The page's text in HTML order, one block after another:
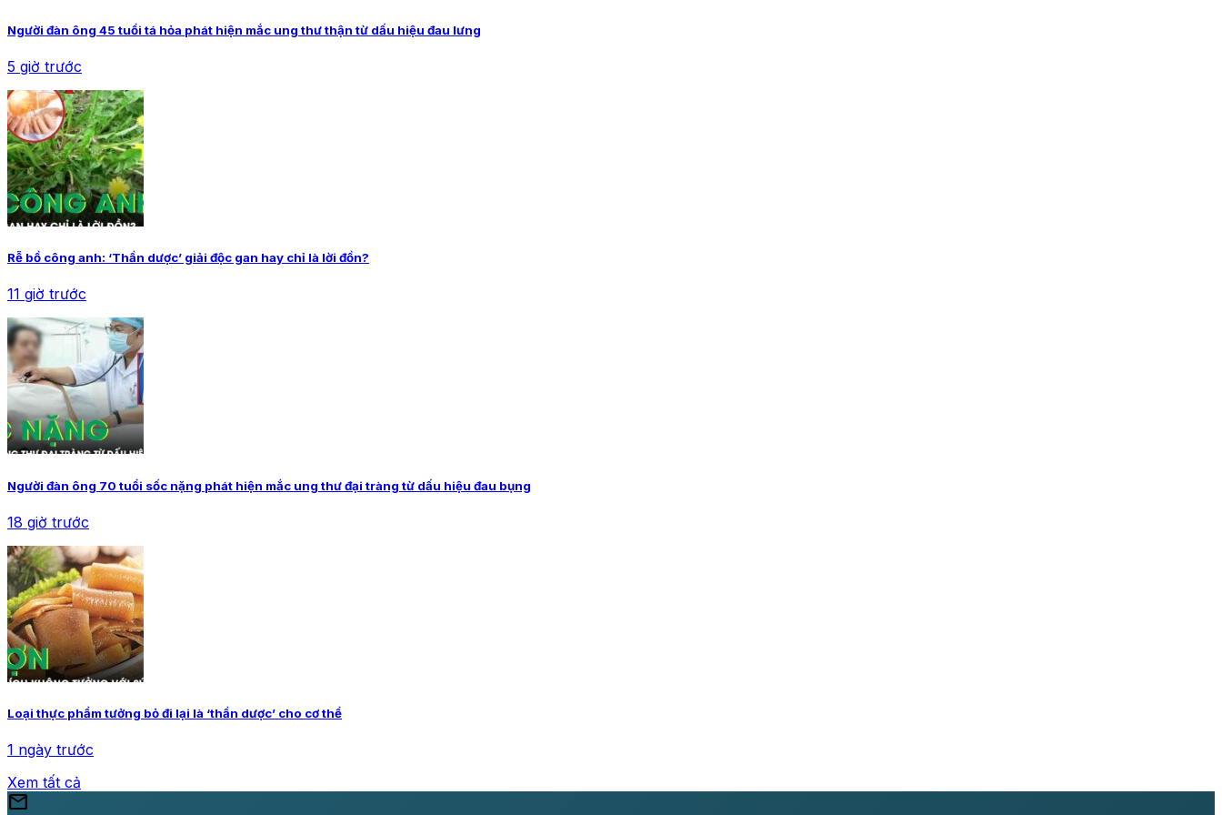
Người đàn ông 45 tuổi tá hỏa phát hiện mắc ung thư thận từ dấu hiệu đau lưng
5 giờ trước
Rễ bồ công anh: ‘Thần dược’ giải độc gan hay chỉ là lời đồn?
11 giờ trước
Người đàn ông 70 tuổi sốc nặng phát hiện mắc ung thư đại tràng từ dấu hiệu đau bụng
18 giờ trước
Loại thực phẩm tưởng bỏ đi lại là ‘thần dược’ cho cơ thể
1 ngày trước
Xem tất cả
mail